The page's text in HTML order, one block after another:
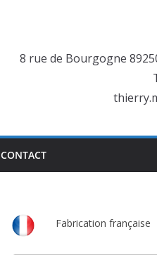
8 rue de Bourgogne
CONTACT
Fabrication française